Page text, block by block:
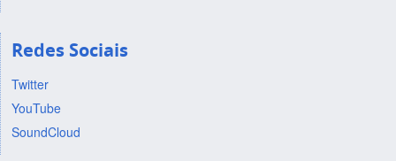
Redes Sociais
Twitter
YouTube
SoundCloud